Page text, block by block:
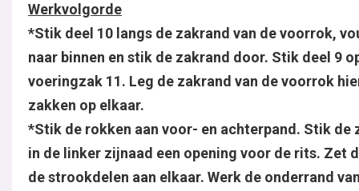
Werkvolgorde
*Stik deel 10 langs de zakrand van de voorrok,
naar binnen en stik de zakrand door. Stik deel 9
voeringzak 11. Leg de zakrand van de voorrok
zakken op elkaar.
*Stik de rokken aan voor- en achterpand. Stik de
in de linker zijnaad een opening voor de rits. Zet
de strookdelen aan elkaar. Werk de onderrand